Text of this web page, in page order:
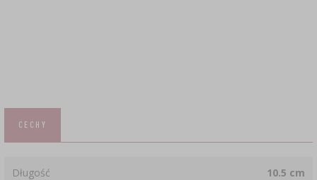
CECHY
Długość 10.5 cm